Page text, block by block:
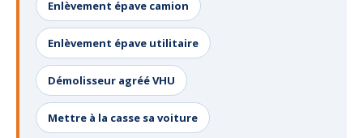
Enlèvement épave camion
Enlèvement épave utilitaire
Démolisseur agréé VHU
Mettre à la casse sa voiture